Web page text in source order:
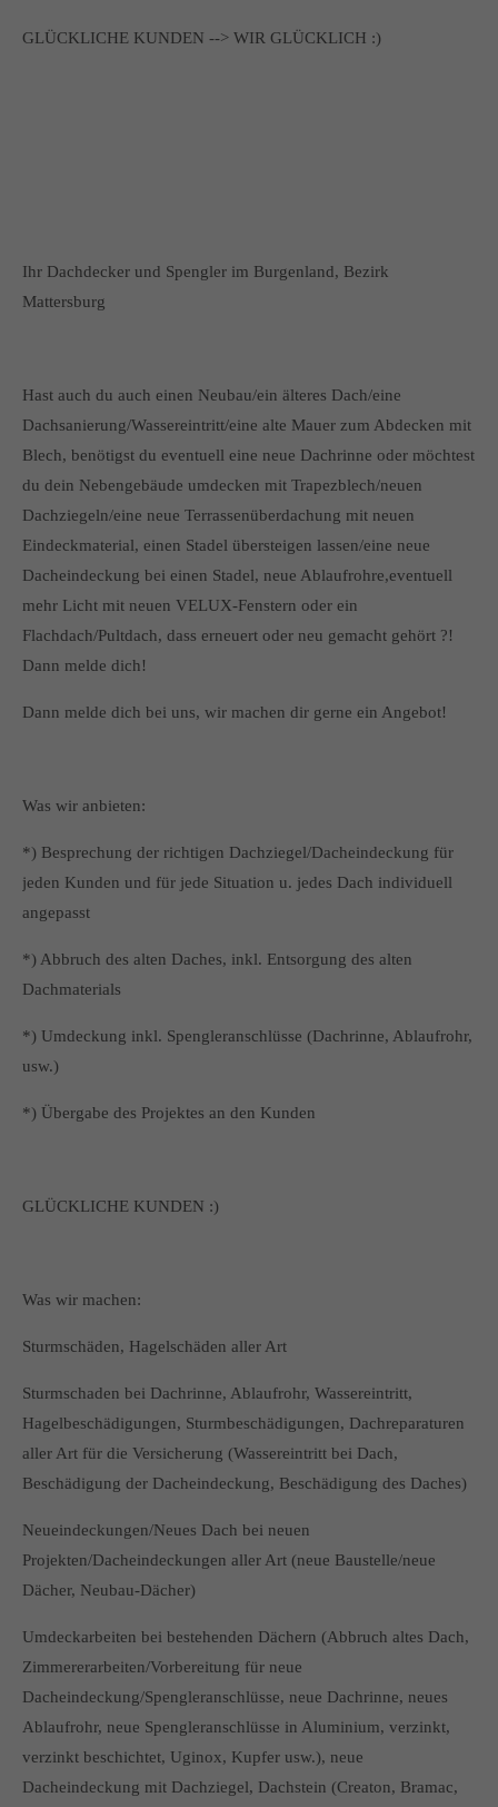
GLÜCKLICHE KUNDEN --> WIR GLÜCKLICH :)
Ihr Dachdecker und Spengler im Burgenland, Bezirk
Mattersburg
Hast auch du auch einen Neubau/ein älteres Dach/eine
Dachsanierung/Wassereintritt/eine alte Mauer zum Abdecken mit
Blech, benötigst du eventuell eine neue Dachrinne oder möchtest
du dein Nebengebäude umdecken mit Trapezblech/neuen
Dachziegeln/eine neue Terrassenüberdachung mit neuen
Eindeckmaterial, einen Stadel übersteigen lassen/eine neue
Dacheindeckung bei einen Stadel, neue Ablaufrohre,eventuell
mehr Licht mit neuen VELUX-Fenstern oder ein
Flachdach/Pultdach, dass erneuert oder neu gemacht gehört ?!
Dann melde dich!
Dann melde dich bei uns, wir machen dir gerne ein Angebot!
Was wir anbieten:
*) Besprechung der richtigen Dachziegel/Dacheindeckung für
jeden Kunden und für jede Situation u. jedes Dach individuell
angepasst
*) Abbruch des alten Daches, inkl. Entsorgung des alten
Dachmaterials
*) Umdeckung inkl. Spengleranschlüsse (Dachrinne, Ablaufrohr,
usw.)
*) Übergabe des Projektes an den Kunden
GLÜCKLICHE KUNDEN :)
Was wir machen:
Sturmschäden, Hagelschäden aller Art
Sturmschaden bei Dachrinne, Ablaufrohr, Wassereintritt,
Hagelbeschädigungen, Sturmbeschädigungen, Dachreparaturen
aller Art für die Versicherung (Wassereintritt bei Dach,
Beschädigung der Dacheindeckung, Beschädigung des Daches)
Neueindeckungen/Neues Dach bei neuen
Projekten/Dacheindeckungen aller Art (neue Baustelle/neue
Dächer, Neubau-Dächer)
Umdeckarbeiten bei bestehenden Dächern (Abbruch altes Dach,
Zimmererarbeiten/Vorbereitung für neue
Dacheindeckung/Spengleranschlüsse, neue Dachrinne, neues
Ablaufrohr, neue Spengleranschlüsse in Aluminium, verzinkt,
verzinkt beschichtet, Uginox, Kupfer usw.), neue
Dacheindeckung mit Dachziegel, Dachstein (Creaton, Bramac,